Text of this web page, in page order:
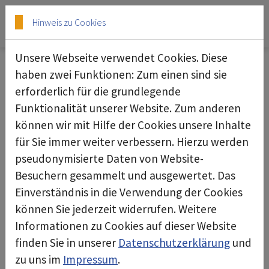
Skip to main content
Skip to page footer
19.03.2025
Hinweis zu Cookies
Unsere Webseite verwendet Cookies. Diese
haben zwei Funktionen: Zum einen sind sie
erforderlich für die grundlegende
Funktionalität unserer Website. Zum anderen
können wir mit Hilfe der Cookies unsere Inhalte
für Sie immer weiter verbessern. Hierzu werden
pseudonymisierte Daten von Website-
Besuchern gesammelt und ausgewertet. Das
Einverständnis in die Verwendung der Cookies
können Sie jederzeit widerrufen. Weitere
Informationen zu Cookies auf dieser Website
finden Sie in unserer Datenschutzerklärung und
zu uns im Impressum.